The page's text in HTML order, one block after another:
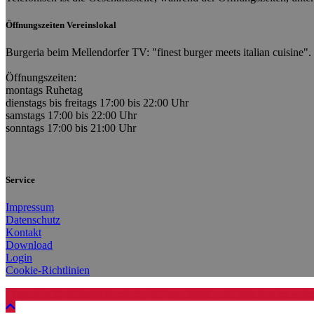
Öffnungszeiten Vereinslokal
Burgeria beim Mellendorfer TV: "finest burger meets italian cuisine".
Öffnungszeiten:
montags Ruhetag
dienstags bis freitags 17:00 bis 22:00 Uhr
samstags 17:00 bis 22:00 Uhr
sonntags 17:00 bis 21:00 Uhr
Service
Impressum
Datenschutz
Kontakt
Download
Login
Cookie-Richtlinien